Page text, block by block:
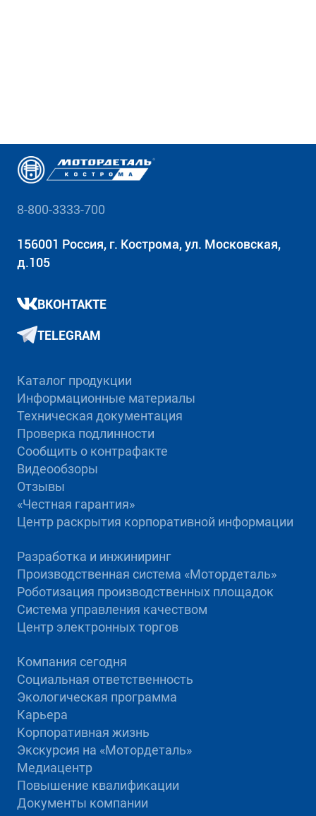
8-800-3333-700
156001 Россия, г. Кострома, ул. Московская,
д.105
ВКОНТАКТЕ
TELEGRAM
Каталог продукции
Информационные материалы
Техническая документация
Проверка подлинности
Сообщить о контрафакте
Видеообзоры
Отзывы
«Честная гарантия»
Центр раскрытия корпоративной информации
Разработка и инжиниринг
Производственная система «Mотордеталь»
Роботизация производственных площадок
Система управления качеством
Центр электронных торгов
Компания сегодня
Социальная ответственность
Экологическая программа
Карьера
Корпоративная жизнь
Экскурсия на «Мотордеталь»
Медиацентр
Повышение квалификации
Документы компании